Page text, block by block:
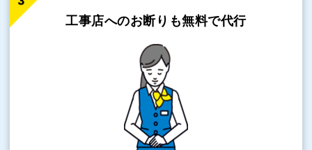
工事店へのお断りも無料で代行